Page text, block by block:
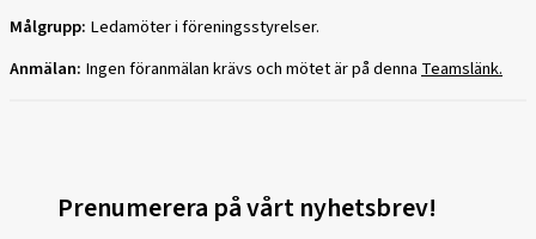
Målgrupp: Ledamöter i föreningsstyrelser.
Anmälan: Ingen föranmälan krävs och mötet är på denna Teamslänk.
Prenumerera på vårt nyhetsbrev!